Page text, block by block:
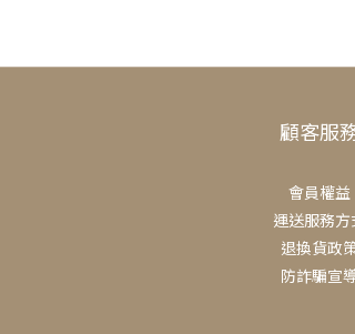
顧客服
會員權益
運送服務方
退換貨政
防詐騙宣